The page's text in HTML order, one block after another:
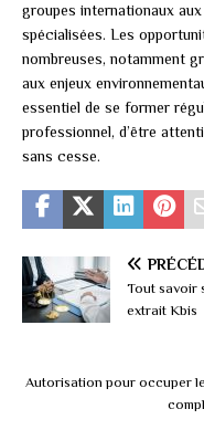
groupes internationaux
spécialisées. Les
nombreuses, notamment
aux enjeux
essentiel de se former
professionnel, d’être
sans cesse.
Tout savoir
extrait Kbis
Autorisation pour occuper